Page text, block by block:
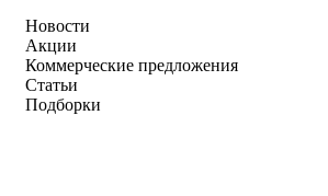
Новости
Акции
Коммерческие предложения
Статьи
Подборки